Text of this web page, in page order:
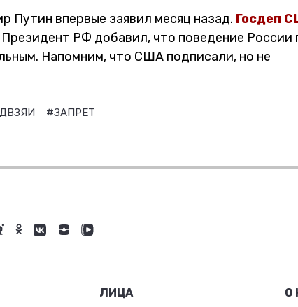
впервые заявил месяц назад. Госдеп
РФ добавил, что поведение России
Напомним, что США подписали, но не
#ЗАПРЕТ
ЛИЦА
О